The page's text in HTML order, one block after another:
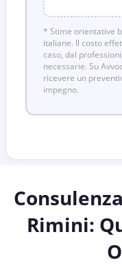
* Stime orientative
italiane. Il costo
caso, dal
necessarie. Su
ricevere un
impegno.
Rimini: